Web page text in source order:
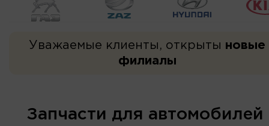
Уважаемые клиенты, открыты новые
филиалы
Запчасти для